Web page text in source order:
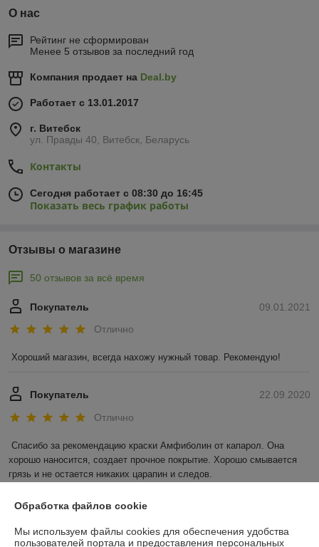
О нас
Рейтинг не сформирован
Менее 5 отзывов за последний год
Компания продает на Deal.by
Работает с 13.01.2017
г. Витебск
ул. Правды 40, Витебск, Беларусь
Контакты
Сегодня работает с 08:30 до 16:45
Показать весь график работы
Отзывы о магазине
50 отзывов за всё время
09.01.2021
Покупатель
Отлично
Хороший магазин, всегда нахожу нужный товар. Рекомендую!
22.09.2020
Покупатель
Отлично
Спасибо за рекомендацию краски Амфиболин от капарол. Она
хорошо наносится, создает прочное покрытие. Хорошо смывается
грязь и не остается никаких царапин и следов.
Показать все отзывы
Обработка файлов cookie
Мы используем файлы cookies для обеспечения удобства
пользователей портала и предоставления персональных